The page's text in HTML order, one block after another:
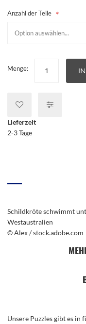
Anzahl der Teile
Menge:
Lieferzeit
2-3 Tage
Schildkröte schwimmt
Westaustralien
© Alex / stock.adobe.com
Unsere Puzzles gibt es in